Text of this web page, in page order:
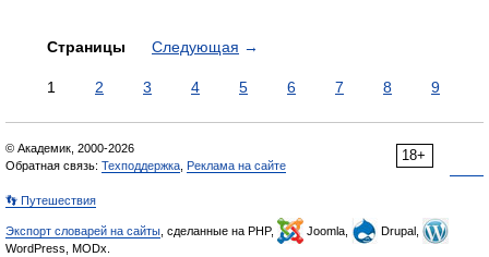
Страницы Следующая →
1 2 3 4 5 6 7 8 9
18+
© Академик, 2000-2026
Обратная связь: Техподдержка Реклама на сайте
👣 Путешествия
Экспорт словарей на сайты , сделанные на PHP, Joomla,
Drupal,
WordPress, MODx.